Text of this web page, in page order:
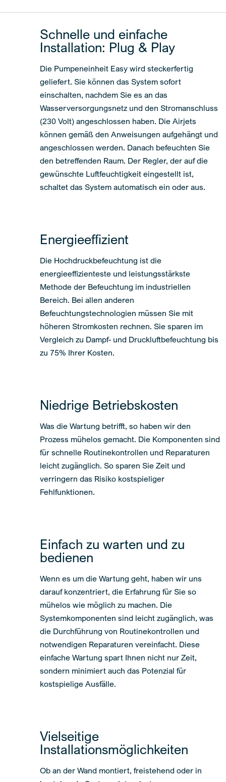
Schnelle und einfache
Installation: Plug & Play
Die Pumpeneinheit Easy wird steckerfertig
geliefert. Sie können das System sofort
einschalten, nachdem Sie es an das
Wasserversorgungsnetz und den Stromanschluss
(230 Volt) angeschlossen haben. Die Airjets
können gemäß den Anweisungen aufgehängt und
angeschlossen werden. Danach befeuchten Sie
den betreffenden Raum. Der Regler, der auf die
gewünschte Luftfeuchtigkeit eingestellt ist,
schaltet das System automatisch ein oder aus.
Energieeffizient
Die Hochdruckbefeuchtung ist die
energieeffizienteste und leistungsstärkste
Methode der Befeuchtung im industriellen
Bereich. Bei allen anderen
Befeuchtungstechnologien müssen Sie mit
höheren Stromkosten rechnen. Sie sparen im
Vergleich zu Dampf- und Druckluftbefeuchtung bis
zu 75% Ihrer Kosten.
Niedrige Betriebskosten
Was die Wartung betrifft, so haben wir den
Prozess mühelos gemacht. Die Komponenten sind
für schnelle Routinekontrollen und Reparaturen
leicht zugänglich. So sparen Sie Zeit und
verringern das Risiko kostspieliger
Fehlfunktionen.
Einfach zu warten und zu
bedienen
Wenn es um die Wartung geht, haben wir uns
darauf konzentriert, die Erfahrung für Sie so
mühelos wie möglich zu machen. Die
Systemkomponenten sind leicht zugänglich, was
die Durchführung von Routinekontrollen und
notwendigen Reparaturen vereinfacht. Diese
einfache Wartung spart Ihnen nicht nur Zeit,
sondern minimiert auch das Potenzial für
kostspielige Ausfälle.
Vielseitige
Installationsmöglichkeiten
Ob an der Wand montiert, freistehend oder in